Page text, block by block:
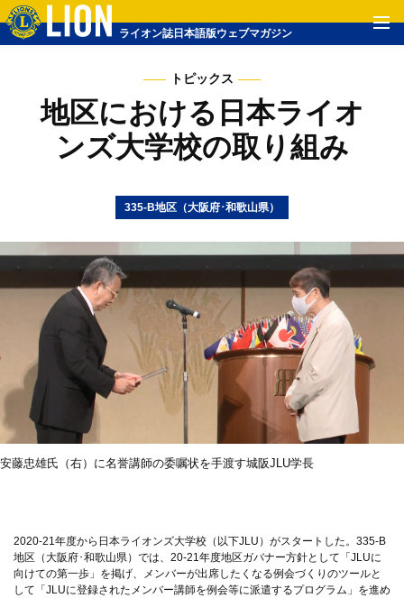
ライオン誌日本語版ウェブマガジン
トピックス
地区における日本ライオ
ンズ大学校の取り組み
335-B地区（大阪府･和歌山県）
安藤忠雄氏（右）に名誉講師の委嘱状を手渡す城阪JLU学長
2020-21年度から日本ライオンズ大学校（以下JLU）がスタートした。335-B
地区（大阪府･和歌山県）では、20-21年度地区ガバナー方針として「JLUに
向けての第一歩」を掲げ、メンバーが出席したくなる例会づくりのツールと
して「JLUに登録されたメンバー講師を例会等に派遣するプログラム」を進め